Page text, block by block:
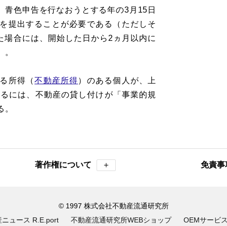
青色申告を行なおうとする年の3月15日
提出することが必要である（ただしそ
合には、開始した日から2ヵ月以内に
所得（不動産所得）のある個人が、上
には、不動産の貸し付けが「事業的規
著作権について ＋ 免責事
© 1997 株式会社不動産流通研究所
ニュース R.E.port 不動産流通研究所WEBショップ OEMサービス